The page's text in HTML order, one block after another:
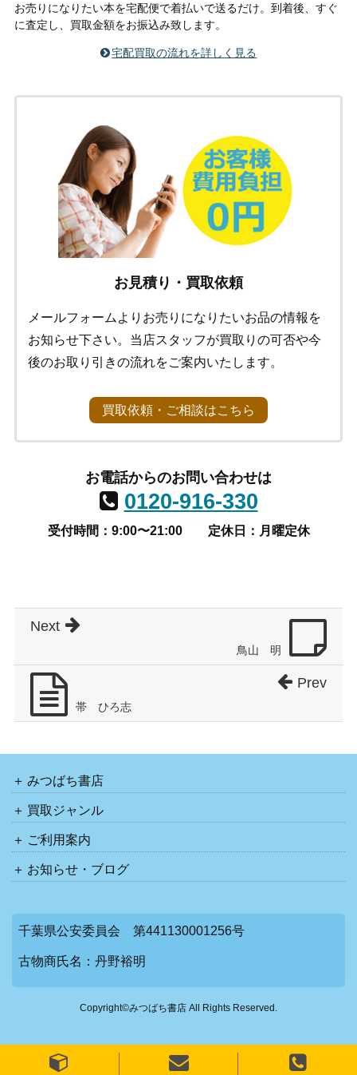
お売りになりたい本を宅配便で着払いで送るだけ。到着後、すぐ
に査定し、買取金額をお振込み致します。
宅配買取の流れを詳しく見る
お見積り・買取依頼
メールフォームよりお売りになりたいお品の情報を
お知らせ下さい。当店スタッフが買取りの可否や今
後のお取り引きの流れをご案内いたします。
買取依頼・ご相談はこちら
お電話からのお問い合わせは
0120-916-330
受付時間：9:00〜21:00 定休日：月曜定休
鳥山 明
Next
帯 ひろ志
Prev
みつばち書店
買取ジャンル
ご利用案内
お知らせ・ブログ
千葉県公安委員会 第441130001256号
古物商氏名：丹野裕明
Copyright©みつばち書店 All Rights Reserved.